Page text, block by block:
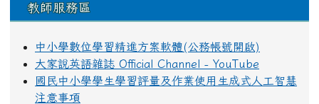
教師服務區
中小學數位學習精進方案軟體(公務帳號開啟)
大家說英語雜誌 Official Channel - YouTube
國民中小學學生學習評量及作業使用生成式人工智慧
注意事項